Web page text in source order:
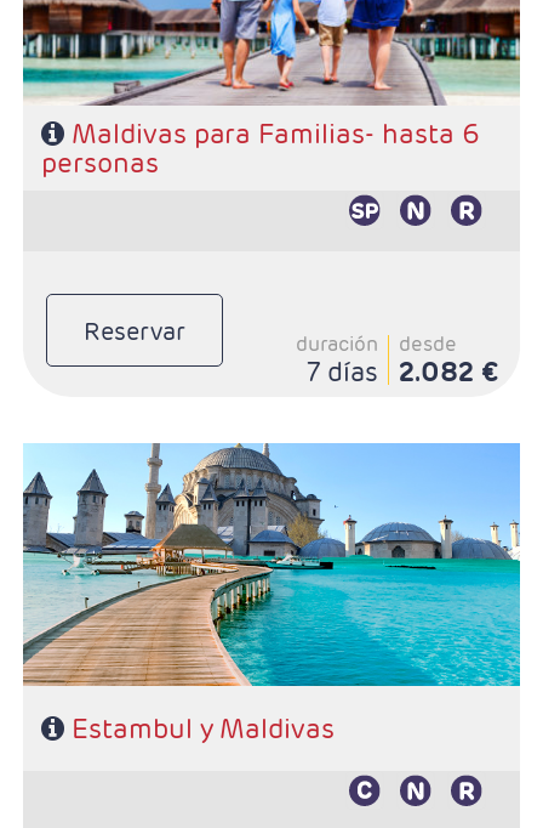
Maldivas para Familias- hasta 6
personas
Reservar duración
7 días
desde
2.082 €
- Salidas: Lunes, martes, miercoles, jueves y sabados
- Ruta: 3 noches Estambul y de libre eleccióm en
Maldivas
- Categoría hotelera: Primera, Primera Superior,
Semilujo y Lujo
- Régimen: Según programa
Estambul y Maldivas